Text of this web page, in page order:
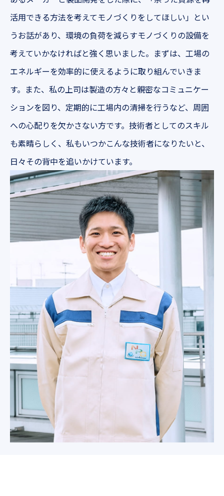
活用できる方法を考えてモノづくりをしてほしい」とい
うお話があり、環境の負荷を減らすモノづくりの設備を
考えていかなければと強く思いました。まずは、工場の
エネルギーを効率的に使えるように取り組んでいきま
す。また、私の上司は製造の方々と親密なコミュニケー
ションを図り、定期的に工場内の清掃を行うなど、周囲
への心配りを欠かさない方です。技術者としてのスキル
も素晴らしく、私もいつかこんな技術者になりたいと、
日々その背中を追いかけています。